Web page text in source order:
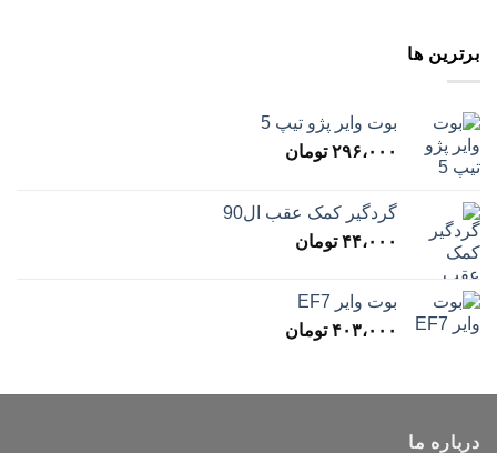
برترین ها
بوت وایر پژو تیپ 5
۲۹۶،۰۰۰ تومان
گردگیر کمک عقب ال90
۴۴،۰۰۰ تومان
بوت وایر EF7
۴۰۳،۰۰۰ تومان
درباره ما